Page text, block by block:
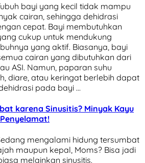
bayi yang kecil tidak mampu
cairan, sehingga dehidrasi
cepat. Bayi membutuhkan
cukup untuk mendukung
yang aktif. Biasanya, bayi
cairan yang dibutuhkan dari
ASI. Namun, paparan suhu
diare, atau keringat berlebih dapat
pada bayi …
karena Sinusitis? Minyak Kayu
mengalami hidung tersumbat
maupun kepal, Moms? Bisa jadi
melainkan sinusitis.